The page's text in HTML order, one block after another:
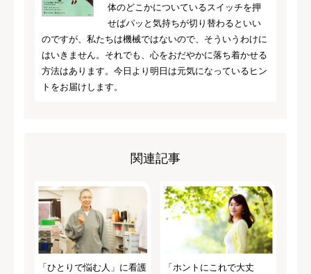
体のどこかについているスイッチを押
せばパッと気持ちが切り替わるといい
のですが、私たちは機械ではないので、そういうわけに
はいきません。それでも、心をおだやかに落ち着かせる
方法はあります。今日より明日は元気になっているヒン
トをお届けします。
関連記事
「ひとりで悩む人」に看護
「ホントにこれで大丈